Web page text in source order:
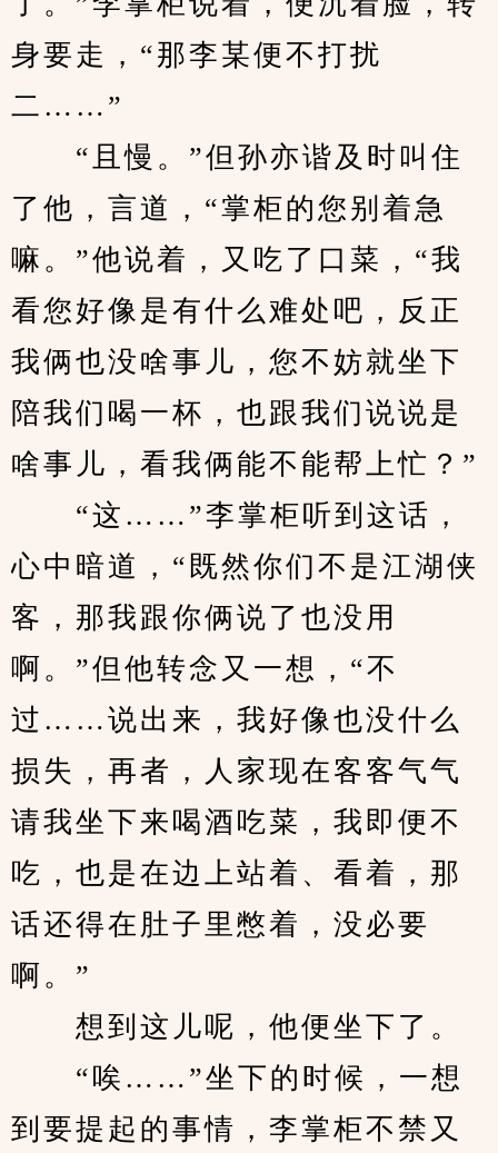
身要走，“那李某便不打扰
二……”
“且慢。”但孙亦谐及时叫住
了他，言道，“掌柜的您别着急
嘛。”他说着，又吃了口菜，“我
看您好像是有什么难处吧，反正
我俩也没啥事儿，您不妨就坐下
陪我们喝一杯，也跟我们说说是
啥事儿，看我俩能不能帮上忙？”
“这……”李掌柜听到这话，
心中暗道，“既然你们不是江湖侠
客，那我跟你俩说了也没用
啊。”但他转念又一想，“不
过……说出来，我好像也没什么
损失，再者，人家现在客客气气
请我坐下来喝酒吃菜，我即便不
吃，也是在边上站着、看着，那
话还得在肚子里憋着，没必要
啊。”
想到这儿呢，他便坐下了。
“唉……”坐下的时候，一想
到要提起的事情，李掌柜不禁又